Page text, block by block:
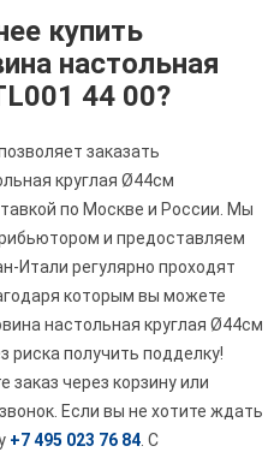
купить
настольная
44 00?
заказать
круглая Ø44см
по Москве и России. Мы
и предоставляем
Итали регулярно проходят
которым вы можете
настольная круглая Ø44см
риска получить подделку!
через корзину или
Если вы не хотите ждать
+7 495 023 76 84 . С